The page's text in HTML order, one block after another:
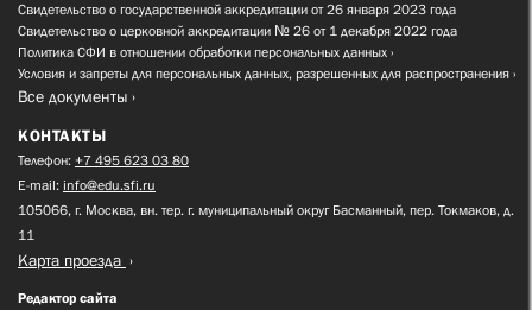
Свидетельство о государственной аккредитации от 26 января 2023 года
Свидетельство о церковной аккредитации № 26 от 1 декабря 2022 года
Политика СФИ в отношении обработки персональных данных
Условия и запреты для персональных данных, разрешенных для распространения
Все документы
КОНТАКТЫ
Телефон: +7 495 623 03 80
E-mail: info@edu.sfi.ru
105066, г. Москва, вн. тер. г. муниципальный округ Басманный, пер. Токмаков, д.
11
Карта проезда
Редактор сайта